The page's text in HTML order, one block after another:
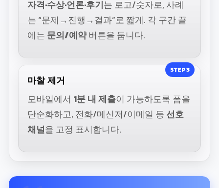
자격·수상·언론·후기는 로고/숫자로, 사례
는 “문제→진행→결과”로 짧게. 각 구간 끝
에는 문의/예약버튼을 둡니다.
STEP 3
마찰 제거
모바일에서 1분 내 제출이 가능하도록 폼을
단순화하고, 전화/메신저/이메일 등선호
채널을 고정 표시합니다.